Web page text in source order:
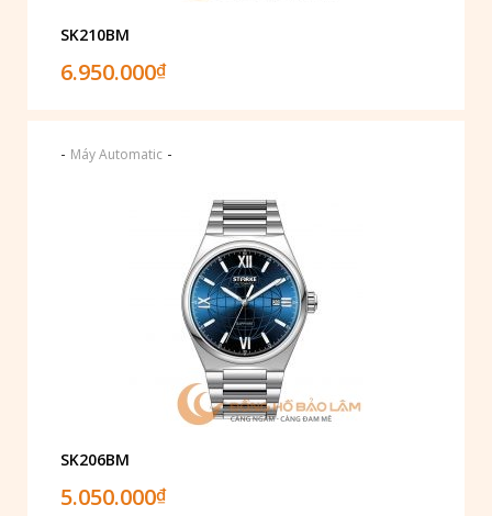
SK210BM
6.950.000₫
- Máy Automatic -
SK206BM
5.050.000₫